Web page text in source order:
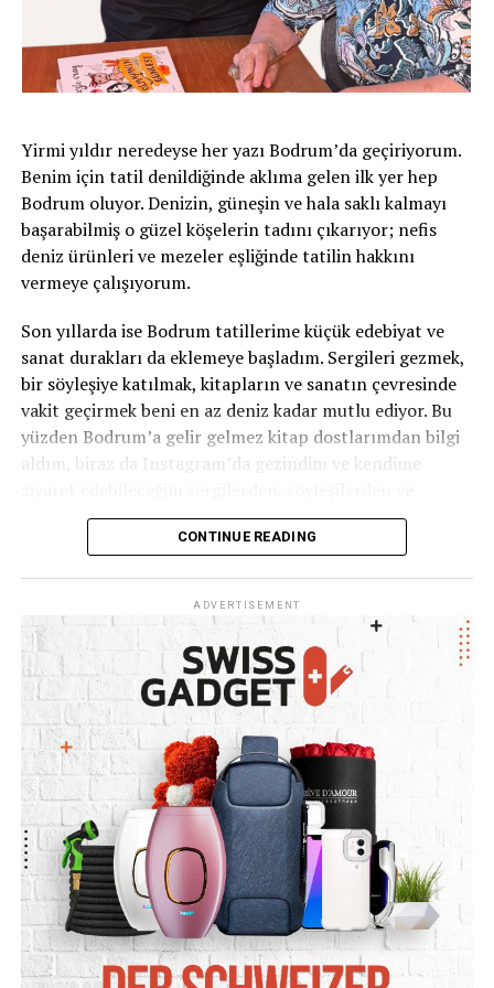
Murat Yakın da bu takımın değişmesinde önemli pay
sahibi. Sadece iyi bir takım kurmadı; oyuncularına
takım, İsviçre futbol tarihinin en olgun ve en karakterli
takımlarından biri olarak hatırlanacaktır.
Evet, bugün biraz burukuz. Çünkü bu hikâyenin biraz
daha devam etmesini isterdik. Ama üzülürken bile gurur
duyabiliyorsak, demek ki doğru yoldayız.
Bazen kupayı kaldıran değil, sahadan başı dik ayrılan
takım da alkışı hak eder.
Teşekkürler Murat Yakın.
Teşekkürler Nati.
#MuratYakin#schweiz#isviçre#switerland#futbo
Yirmi yıldır neredeyse her yazı Bodrum’da geçiriyorum.
Benim için tatil denildiğinde aklıma gelen ilk yer hep
Bodrum oluyor. Denizin, güneşin ve hala saklı kalmayı
başarabilmiş o güzel köşelerin tadını çıkarıyor; nefis
deniz ürünleri ve mezeler eşliğinde tatilin hakkını
vermeye çalışıyorum.
Son yıllarda ise Bodrum tatillerime küçük edebiyat ve
sanat durakları da eklemeye başladım. Sergileri gezmek,
bir söyleşiye katılmak, kitapların ve sanatın çevresinde
vakit geçirmek beni en az deniz kadar mutlu ediyor. Bu
yüzden Bodrum’a gelir gelmez kitap dostlarımdan bilgi
aldım, biraz da Instagram’da gezindim ve kendime
edebiyat buluşmalarından oluşan küçük bir liste
mekanlarından Inspera Mini Sahne’de gerçekleşecek
Nazlı Eray buluşması oldu. Kısmet adeta ayağıma geldi.
Yurt dışında yaşamaya başlayınca yazarlarla bir araya
gelebileceğimiz etkinlikler insanın gözünde çok daha
değerli hale geliyor. Bir yazarı dinleyebilmek, kitabının
hikayesini kendi sesinden duyabilmek ve aynı salonda
başka okurlarla buluşabilmek büyük bir ayrıcalık gibi
geliyor. Bunu benim gibi göçmen kuşlar sanırım çok daha
iyi anlayacaktır.
Nazlı Eray’ın kalemiyle tanışmam ise çok eskiye
dayanmıyor. Canım kitap kulübüm
@gocmenkitapseverler ‘in kurucularından sevgili Melis
Uluğtekin’in önerisiyleOrphee’yi almıştım. Melis, “Nazlı
CONTINUE READING
ADVERTISEMENT